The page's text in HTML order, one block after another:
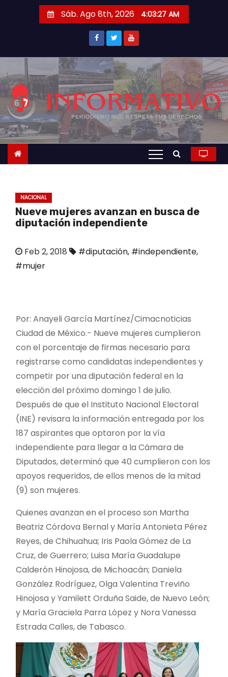
r
a
c
o
t
Sáb. Ago 8th, 2026 4:03:28 AM
NACIONAL
Nueve mujeres avanzan en busca de
diputación independiente
Feb 2, 2018 #diputación, #independiente,
#mujer
Por: Anayeli García Martínez/Cimacnoticias
Ciudad de México.- Nueve mujeres cumplieron
con el porcentaje de firmas necesario para
registrarse como candidatas independientes y
competir por una diputación federal en la
elección del próximo domingo 1 de julio.
Después de que el Instituto Nacional Electoral
(INE) revisara la información entregada por los
187 aspirantes que optaron por la vía
independiente para llegar a la Cámara de
Diputados, determinó que 40 cumplieron con los
apoyos requeridos, de ellos menos de la mitad
(9) son mujeres.
Quienes avanzan en el proceso son Martha
Beatriz Córdova Bernal y María Antonieta Pérez
Reyes, de Chihuahua; Iris Paola Gómez de La
Cruz, de Guerrero; Luisa María Guadalupe
Calderón Hinojosa, de Michoacán; Daniela
González Rodríguez, Olga Valentina Treviño
Hinojosa y Yamilett Orduña Saide, de Nuevo León;
y María Graciela Parra López y Nora Vanessa
Estrada Calles, de Tabasco.